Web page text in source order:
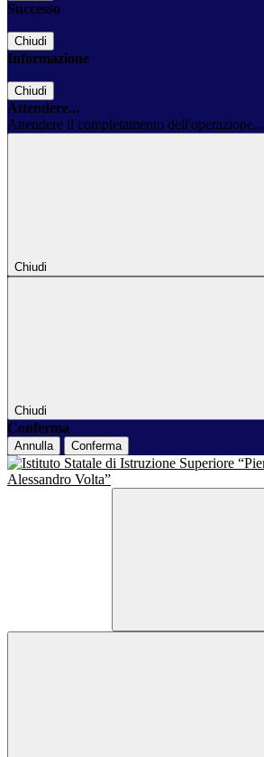
Successo
Chiudi
Informazione
Chiudi
Attendere...
Attendere il completamento dell'operazione...
Chiudi
Chiudi
Conferma
Annulla Conferma